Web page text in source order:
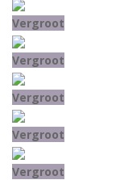
Vergroot
Vergroot
Vergroot
Vergroot
Vergroot